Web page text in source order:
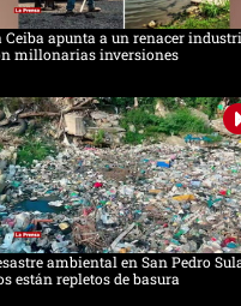
Ceiba apunta a un renacer
millonarias inversiones
ambiental en San Pedro
están repletos de basura